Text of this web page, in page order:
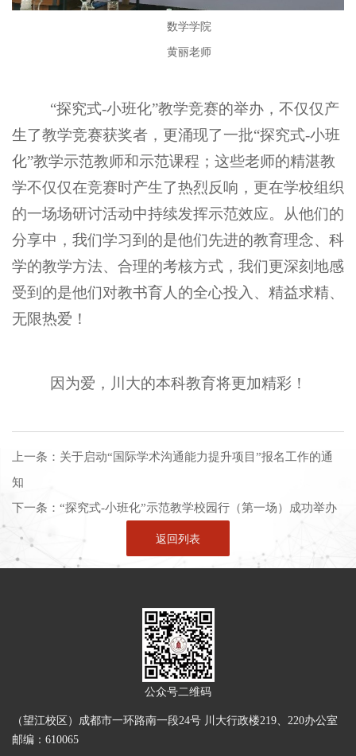
数学学院
黄丽老师
“探究式-小班化”教学竞赛的举办，不仅仅产
生了教学竞赛获奖者，更涌现了一批“探究式-小班
化”教学示范教师和示范课程；这些老师的精湛教
学不仅仅在竞赛时产生了热烈反响，更在学校组织
的一场场研讨活动中持续发挥示范效应。从他们的
分享中，我们学习到的是他们先进的教育理念、科
学的教学方法、合理的考核方式，我们更深刻地感
受到的是他们对教书育人的全心投入、精益求精、
无限热爱！
因为爱，川大的本科教育将更加精彩！
上一条： 关于启动“国际学术沟通能力提升项目”报名工作的通
知
下一条： “探究式-小班化”示范教学校园行（第一场）成功举办
返回列表
公众号二维码
（望江校区）成都市一环路南一段24号 川大行政楼219、220办公室
邮编：610065